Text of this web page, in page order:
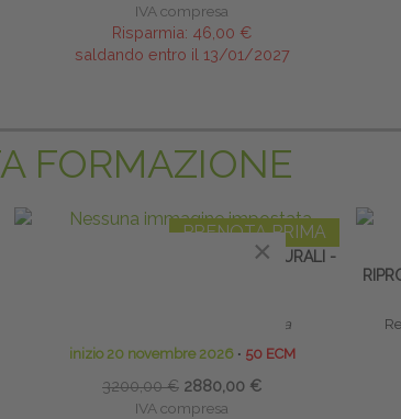
IVA compresa
Risparmia: 46,00 €
saldando entro il 13/01/2027
FORMAZIONE
PRENOTA PRIMA
TECNICHE OSTEOPATICHE STRUTTURALI -
Marco Chiantello - Luca Brambilla
inizio 20 novembre 2026 ∙ 50 ECM
3200,00 € 2880,00 €
IVA compresa
×
×